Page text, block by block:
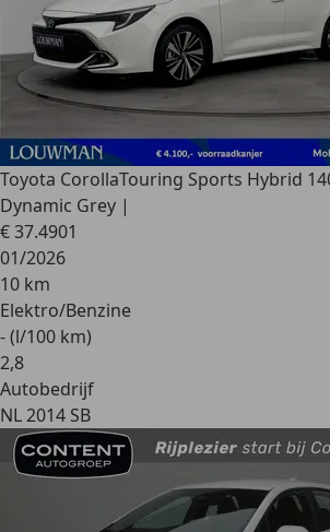
Toyota CorollaTouring Sports Hybrid
Dynamic Grey |
€ 37.4901
01/2026
10 km
Elektro/Benzine
- (l/100 km)
2,8
Autobedrijf
NL 2014 SB